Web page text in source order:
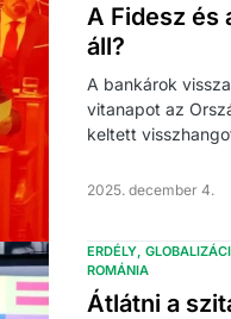
A Fidesz és
áll?
A bankárok
vitanapot az
keltett
2025. december 4.
ERDÉLY
ROMÁNIA
Átlátni a